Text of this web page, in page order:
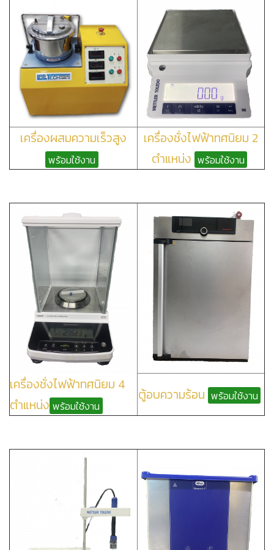
เครื่องผสมความเร็วสูง
พร้อมใช้งาน
เครื่องชั่งไฟฟ้าทศนิยม 2
ตำแหน่ง พร้อมใช้งาน
เครื่องชั่งไฟฟ้าทศนิยม 4
ตำแหน่ง พร้อมใช้งาน
ตู้อบความร้อน พร้อมใช้งาน